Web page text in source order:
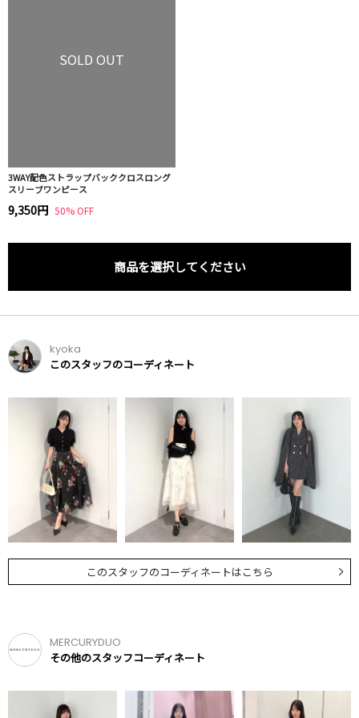
SOLD OUT
3WAY配色ストラップバッククロスロング
スリーブワンピース
9,350円 50% OFF
商品を選択してください
kyoka
このスタッフのコーディネート
このスタッフのコーディネートはこちら
MERCURYDUO
その他のスタッフコーディネート